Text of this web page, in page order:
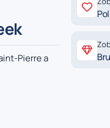
Pierre a